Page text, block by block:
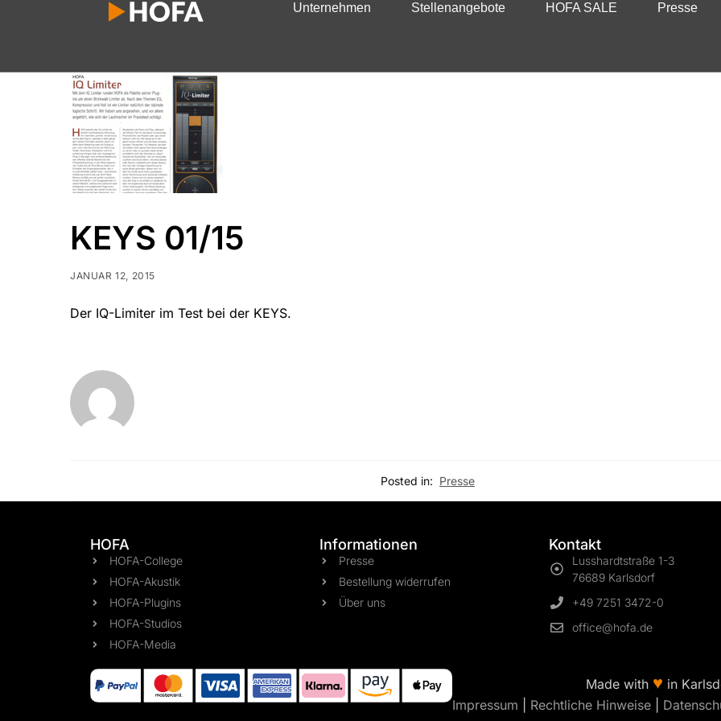
Unternehmen Stellenangebote HOFA SALE Presse
KEYS 01/15
JANUAR 12, 2015
Der IQ-Limiter im Test bei der KEYS.
Posted in: Presse
HOFA
HOFA-College
HOFA-Akustik
HOFA-Plugins
HOFA-Studios
HOFA-Media
Informationen
Presse
Bestellung widerrufen
Über uns
Kontakt
Lusshardtstraße 1-3
76689 Karlsdorf
+49 7251 3472-0
office@hofa.de
Made with ♥ in
Impressum
Rechtliche Hinweise